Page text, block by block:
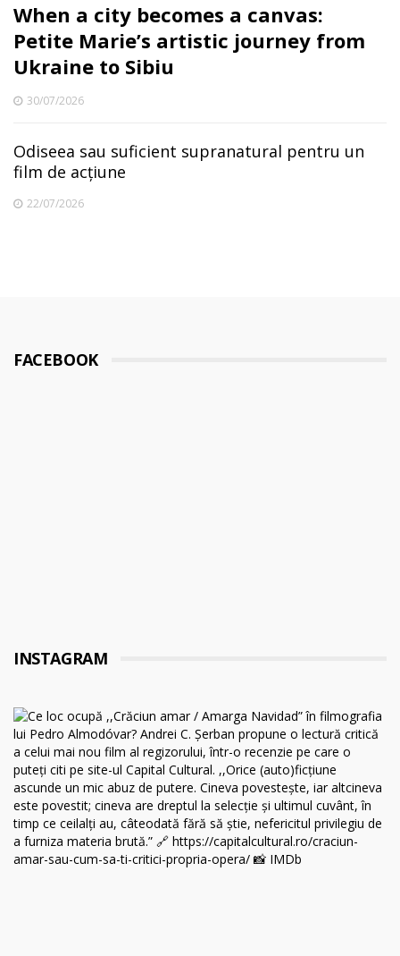
When a city becomes a canvas:
Petite Marie’s artistic journey from
Ukraine to Sibiu
30/07/2026
Odiseea sau suficient supranatural pentru un
film de acțiune
22/07/2026
FACEBOOK
INSTAGRAM